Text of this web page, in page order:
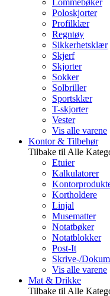
Lommebøker
Poloskjorter
Profilklær
Regntøy
Sikkerhetsklær
Skjerf
Skjorter
Sokker
Solbriller
Sportsklær
T-skjorter
Vester
Vis alle varene
Kontor & Tilbehør
Tilbake til Alle
Etuier
Kalkulatorer
Kortholdere
Linjal
Musematter
Notatbøker
Notatblokker
Post-It
Skrive-/
Vis alle varene
Mat & Drikke
Tilbake til Alle